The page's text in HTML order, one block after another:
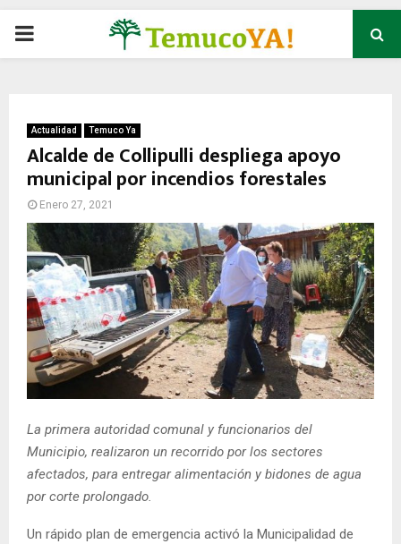
P
M
A
R
Y
M
N
Actualidad Temuco Ya
Alcalde de Collipulli despliega apoyo
municipal por incendios forestales
Enero 27, 2021
La primera autoridad comunal y funcionarios del
Municipio, realizaron un recorrido por los sectores
afectados, para entregar alimentación y bidones de agua
por corte prolongado.
Un rápido plan de emergencia activó la Municipalidad de